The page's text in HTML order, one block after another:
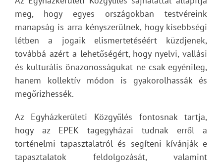
meg, hogy egyes országokban testvéreink
manapság is arra kényszerülnek, hogy kisebbségi
létben a jogaik elismertetéséért küzdjenek,
továbbá azért a lehetőségért, hogy nyelvi, vallási
és kulturális önazonosságukat ne csak egyénileg,
hanem kollektív módon is gyakorolhassák és
megőrizhessék.
Az Egyházkerületi Közgyűlés fontosnak tartja,
hogy az EPEK tagegyházai tudnak erről a
történelmi tapasztalatról és segíteni kívánják e
tapasztalatok feldolgozását, valamint